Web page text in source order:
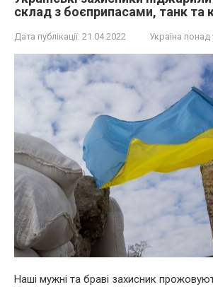
склад з боєприпасами, танк та
Дата публікації: 21.04.2022 Україна понад
Наші мужні та браві захисник